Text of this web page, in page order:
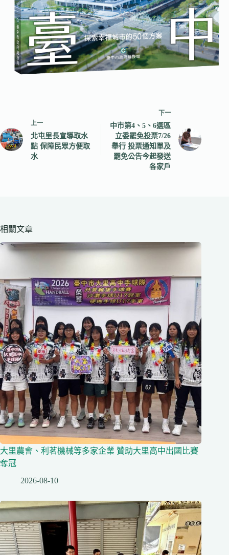
上一
北屯里長宣導取水
點 保障民眾方便取
水
下一
中市第4、5、6選區
立委罷免投票7/26
舉行 投票通知單及
罷免公告今起發送
各家戶
相關文章
大里農會、利茗機械等多家企業 贊助大里高中出國比賽
奪冠
2026-08-10